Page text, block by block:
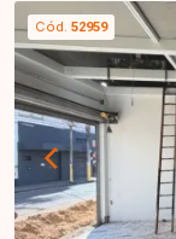
Avenida
comercial,
oferecendo
localização. Entre em contato com a Delta
Imóveis e
pronta para
imóvel e
para o
Cód. 52959